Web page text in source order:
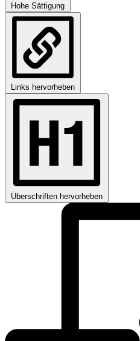
Hohe Sättigung
Links hervorheben
Überschriften hervorheben